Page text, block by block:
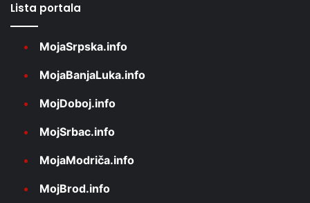
Lista portala
MojaSrpska.info
MojaBanjaLuka.info
MojDoboj.info
MojSrbac.info
MojaModriča.info
MojBrod.info